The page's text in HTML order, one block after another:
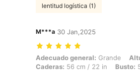
lentitud logística (1)
M***a 30 Jan,2025
Adecuado general: Grande, Altura:
Adecuado general: Grande
Caderas: 56 cm / 22 in Busto: